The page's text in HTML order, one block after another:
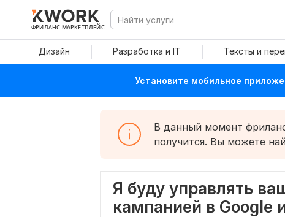
ФРИЛАНС МАРКЕТПЛЕЙС
Дизайн Разработка и IT Тексты и
Установите мобильное
В данный момент
получится. Вы можете
Я буду управлять
кампанией в Google